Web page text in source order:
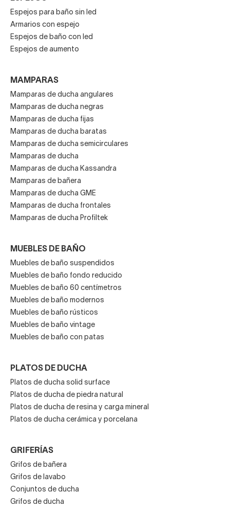
Espejos para baño sin led
Armarios con espejo
Espejos de baño con led
Espejos de aumento
MAMPARAS
Mamparas de ducha angulares
Mamparas de ducha negras
Mamparas de ducha fijas
Mamparas de ducha baratas
Mamparas de ducha semicirculares
Mamparas de ducha
Mamparas de ducha Kassandra
Mamparas de bañera
Mamparas de ducha GME
Mamparas de ducha frontales
Mamparas de ducha Profiltek
MUEBLES DE BAÑO
Muebles de baño suspendidos
Muebles de baño fondo reducido
Muebles de baño 60 centímetros
Muebles de baño modernos
Muebles de baño rústicos
Muebles de baño vintage
Muebles de baño con patas
PLATOS DE DUCHA
Platos de ducha solid surface
Platos de ducha de piedra natural
Platos de ducha de resina y carga mineral
Platos de ducha cerámica y porcelana
GRIFERÍAS
Grifos de bañera
Grifos de lavabo
Conjuntos de ducha
Grifos de ducha